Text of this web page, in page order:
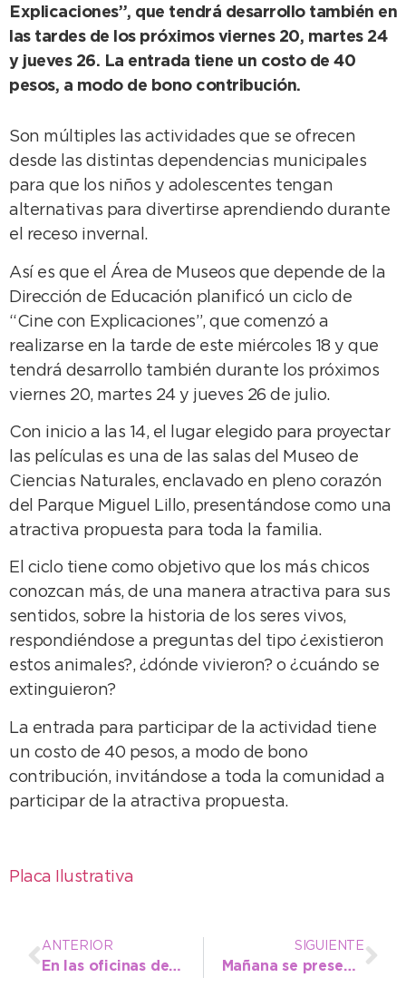
Explicaciones”, que tendrá desarrollo también en
las tardes de los próximos viernes 20, martes 24
y jueves 26. La entrada tiene un costo de 40
pesos, a modo de bono contribución.
Son múltiples las actividades que se ofrecen
desde las distintas dependencias municipales
para que los niños y adolescentes tengan
alternativas para divertirse aprendiendo durante
el receso invernal.
Así es que el Área de Museos que depende de la
Dirección de Educación planificó un ciclo de
“Cine con Explicaciones”, que comenzó a
realizarse en la tarde de este miércoles 18 y que
tendrá desarrollo también durante los próximos
viernes 20, martes 24 y jueves 26 de julio.
Con inicio a las 14, el lugar elegido para proyectar
las películas es una de las salas del Museo de
Ciencias Naturales, enclavado en pleno corazón
del Parque Miguel Lillo, presentándose como una
atractiva propuesta para toda la familia.
El ciclo tiene como objetivo que los más chicos
conozcan más, de una manera atractiva para sus
sentidos, sobre la historia de los seres vivos,
respondiéndose a preguntas del tipo ¿existieron
estos animales?, ¿dónde vivieron? o ¿cuándo se
extinguieron?
La entrada para participar de la actividad tiene
un costo de 40 pesos, a modo de bono
contribución, invitándose a toda la comunidad a
participar de la atractiva propuesta.
Placa Ilustrativa
ANTERIOR
En las oficinas del Entur, presentaron la Fiesta Nacional del Postre
SIGUIENTE
Mañana se presenta los créditos para la Radicación en Parques Industriales